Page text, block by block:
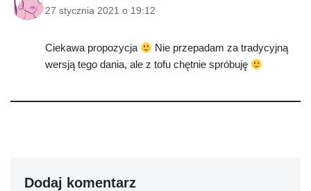
27 stycznia 2021 o 19:12
Ciekawa propozycja
Nie przepadam za tradycyjną
wersją tego dania, ale z tofu chętnie spróbuję
Dodaj komentarz